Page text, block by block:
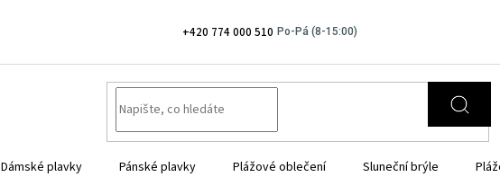
+420 774 000 510
Dámské plavky Pánské plavky Plážové oblečení Sluneční brýle